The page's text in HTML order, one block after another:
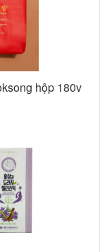
hộp 180v